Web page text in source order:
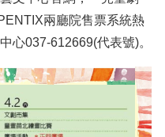
兩廳院售票系統熱
心037-612669(代表號)。